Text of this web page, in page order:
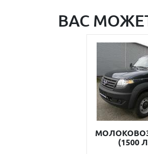
ВАС
(1500